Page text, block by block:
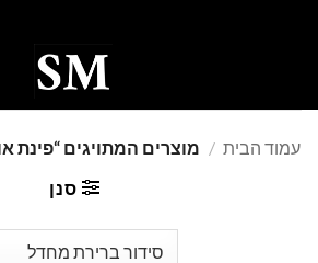
עמוד הבית / מוצרים המתויגים “פינת
סנן